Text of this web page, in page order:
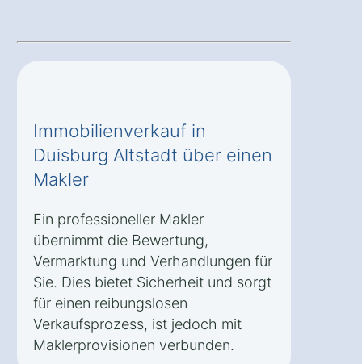
Immobilienverkauf in
Duisburg Altstadt über einen
Makler
Ein professioneller Makler
übernimmt die Bewertung,
Vermarktung und Verhandlungen für
Sie. Dies bietet Sicherheit und sorgt
für einen reibungslosen
Verkaufsprozess, ist jedoch mit
Maklerprovisionen verbunden.